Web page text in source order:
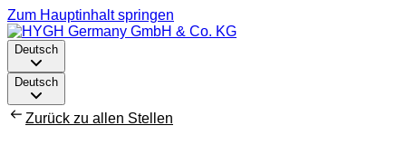
Zum Hauptinhalt springen
Deutsch
Deutsch
Zurück zu allen Stellen